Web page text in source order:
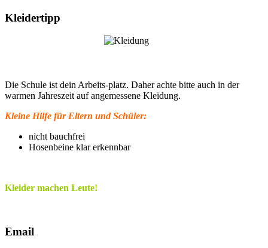
Kleidertipp
Die Schule ist dein Arbeits-platz. Daher achte bitte auch in der
warmen Jahreszeit auf angemessene Kleidung.
Kleine Hilfe für Eltern und Schüler:
nicht bauchfrei
Hosenbeine klar erkennbar
Kleider machen Leute!
Email